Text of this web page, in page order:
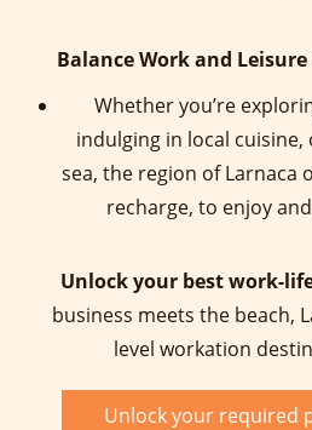
Balance Work and
Whether you’re
indulging in local
sea, the region of Larnaca
recharge, to enjoy
Unlock your best work-
business meets the beach,
level workation
Unlock your required